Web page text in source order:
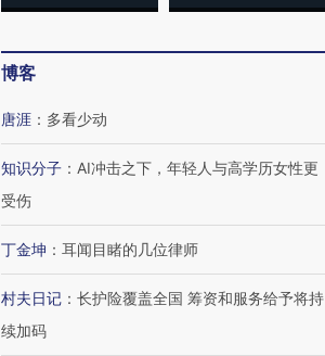
博客
唐涯 ： 多看少动
知识分子 ： AI冲击之下，年轻人与高学历女性更
受伤
丁金坤 ： 耳闻目睹的几位律师
村夫日记 ： 长护险覆盖全国 筹资和服务给予将持
续加码